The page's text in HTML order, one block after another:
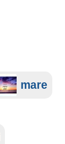
mare